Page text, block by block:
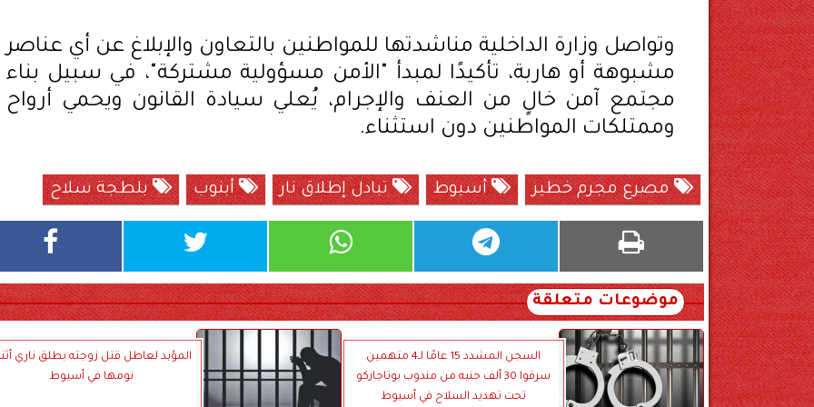
وتواصل وزارة الداخلية مناشدتها للمواطنين بالتعاون والإبلاغ عن أي عناصر
مشبوهة أو هاربة، تأكيدًا لمبدأ "الأمن مسؤولية مشتركة"، في سبيل بناء
مجتمع آمن خالٍ من العنف والإجرام، يُعلي سيادة القانون ويحمي أرواح
وممتلكات المواطنين دون استثناء.
مصرع مجرم خطير أسيوط تبادل إطلاق نار أبنوب بلطجة سلاح
موضوعات متعلقة
السجن المشدد 15 عامًا لـ4 متهمين
سرقوا 30 ألف جنيه من مندوب بوتاجازكو
تحت تهديد السلاح في أسيوط
المؤبد لعاطل قتل زوجته بطلق ناري
نومها في أسيوط